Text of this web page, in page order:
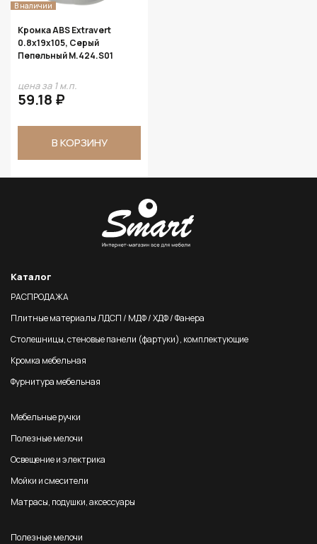
В наличии
Кромка ABS Extravert
0.8х19х105, Серый
Пепельный M.424.S01
цена за 1 м.п.
59.18 ₽
В КОРЗИНУ
Каталог
РАСПРОДАЖА
Плитные материалы ЛДСП / МДФ / ХДФ / Фанера
Столешницы, стеновые панели (фартуки), комплектующие
Кромка мебельная
Фурнитура мебельная
Мебельные ручки
Полезные мелочи
Освещение и электрика
Мойки и смесители
Матрасы, подушки, аксессуары
Полезные мелочи